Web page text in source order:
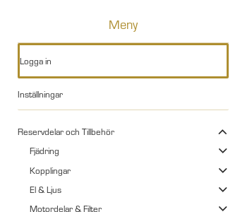
Meny
Logga in
Inställningar
Reservdelar och Tillbehör
Fjädring
Kopplingar
El & Ljus
Motordelar & Filter